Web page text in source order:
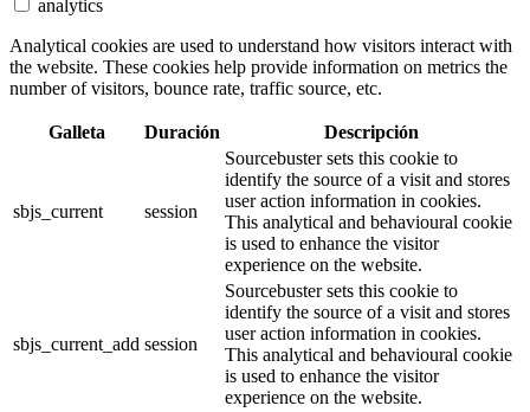
analytics
Analytical cookies are used to understand how visitors interact with
the website. These cookies help provide information on metrics the
number of visitors, bounce rate, traffic source, etc.
Galleta Duración Descripción
sbjs_current session
Sourcebuster sets this cookie to
identify the source of a visit and stores
user action information in cookies.
This analytical and behavioural cookie
is used to enhance the visitor
experience on the website.
sbjs_current_add session
Sourcebuster sets this cookie to
identify the source of a visit and stores
user action information in cookies.
This analytical and behavioural cookie
is used to enhance the visitor
experience on the website.